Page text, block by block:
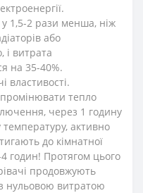
у 1,5-2 рази менша, ніж
або
і витрата
на 35-40%.
властивості.
тепло
через 1 годину
активно
до кімнатної
годин! Протягом цього
продовжують
нульовою витратою